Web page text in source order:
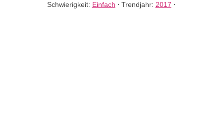
Schwierigkeit: Einfach ⋅ Trendjahr: 2017 ⋅